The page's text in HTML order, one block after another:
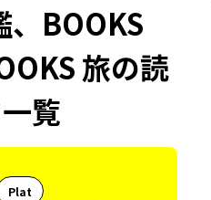
BOOKS
旅の読
覧
Plat